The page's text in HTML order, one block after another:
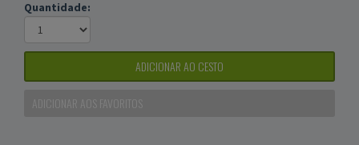
Quantidade:
ADICIONAR AO CESTO
ADICIONAR AOS FAVORITOS